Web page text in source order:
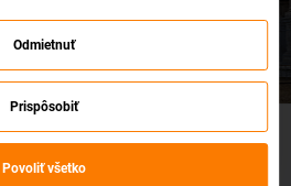
Odmietnuť
Prispôsobiť
Povoliť všetko